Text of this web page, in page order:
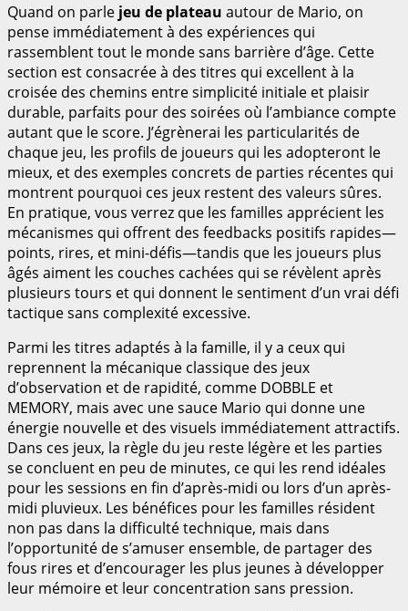
Quand on parle jeu de plateau autour de Mario, on
pense immédiatement à des expériences qui
rassemblent tout le monde sans barrière d’âge. Cette
section est consacrée à des titres qui excellent à la
croisée des chemins entre simplicité initiale et plaisir
durable, parfaits pour des soirées où l’ambiance compte
autant que le score. J’égrènerai les particularités de
chaque jeu, les profils de joueurs qui les adopteront le
mieux, et des exemples concrets de parties récentes qui
montrent pourquoi ces jeux restent des valeurs sûres.
En pratique, vous verrez que les familles apprécient les
mécanismes qui offrent des feedbacks positifs rapides—
points, rires, et mini-défis—tandis que les joueurs plus
âgés aiment les couches cachées qui se révèlent après
plusieurs tours et qui donnent le sentiment d’un vrai défi
tactique sans complexité excessive.
Parmi les titres adaptés à la famille, il y a ceux qui
reprennent la mécanique classique des jeux
d’observation et de rapidité, comme DOBBLE et
MEMORY, mais avec une sauce Mario qui donne une
énergie nouvelle et des visuels immédiatement attractifs.
Dans ces jeux, la règle du jeu reste légère et les parties
se concluent en peu de minutes, ce qui les rend idéales
pour les sessions en fin d’après-midi ou lors d’un après-
midi pluvieux. Les bénéfices pour les familles résident
non pas dans la difficulté technique, mais dans
l’opportunité de s’amuser ensemble, de partager des
fous rires et d’encourager les plus jeunes à développer
leur mémoire et leur concentration sans pression.